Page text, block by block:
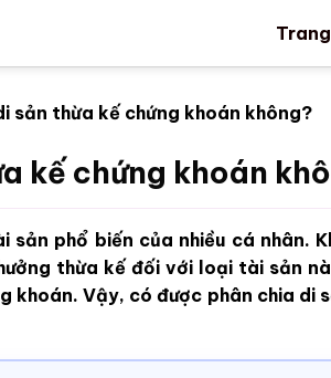
sản thừa kế chứng khoán không?
kế chứng khoán
phổ biến của nhiều cá nhân.
thừa kế đối với loại tài sản
Vậy, có được phân chia di